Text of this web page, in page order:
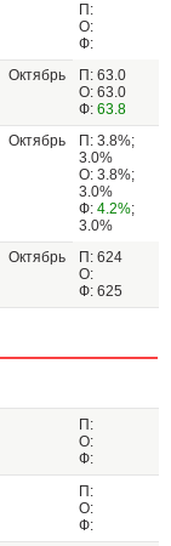
П:
О:
Ф:
Октябрь
П: 63.0
О: 63.0
Ф: 63.8
Октябрь
П: 3.8%;
3.0%
О: 3.8%;
3.0%
Ф: 4.2%;
3.0%
Октябрь
П: 624
О:
Ф: 625
П:
О:
Ф:
П:
О:
Ф: